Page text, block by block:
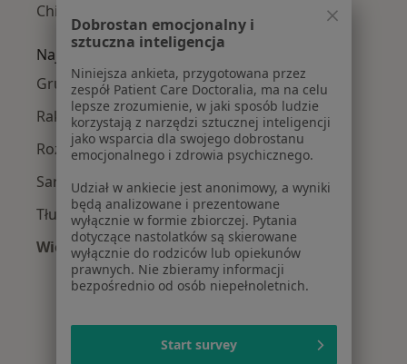
Chirurdzy klatki piersiowej Oliwa
Najczęście leczone choroby
Gruźlica w Gdańsku
Rak płuc w Gdańsku
Rozedma płuc w Gdańsku
Sarkoidoza w Gdańsku
Tłuszczaki w Gdańsku
Więcej (15)
Więcej w kategorii: Najczęście leczone
Dobrostan emocjonalny i
sztuczna inteligencja
Niniejsza ankieta, przygotowana przez
zespół Patient Care Doctoralia, ma na celu
lepsze zrozumienie, w jaki sposób ludzie
korzystają z narzędzi sztucznej inteligencji
jako wsparcia dla swojego dobrostanu
emocjonalnego i zdrowia psychicznego.
Udział w ankiecie jest anonimowy, a wyniki
będą analizowane i prezentowane
wyłącznie w formie zbiorczej. Pytania
dotyczące nastolatków są skierowane
wyłącznie do rodziców lub opiekunów
prawnych. Nie zbieramy informacji
bezpośrednio od osób niepełnoletnich.
Start survey